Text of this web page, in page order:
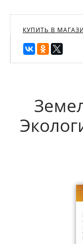
КУПИТЬ В